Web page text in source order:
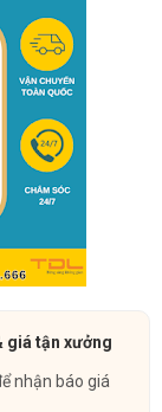
giá tận xưởng
nhận báo giá